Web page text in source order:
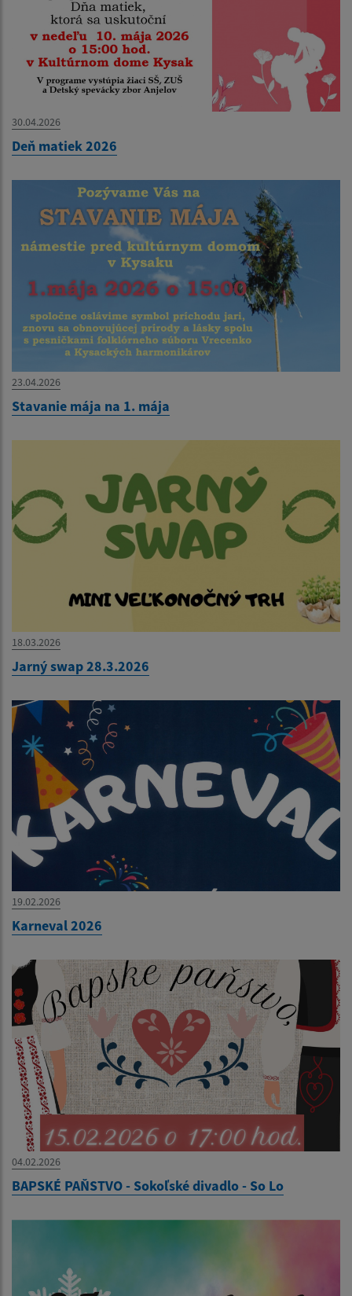
30.04.2026
Deň matiek 2026
23.04.2026
Stavanie mája na 1. mája
18.03.2026
Jarný swap 28.3.2026
19.02.2026
Karneval 2026
04.02.2026
BAPSKÉ PAŇSTVO - Sokoľské divadlo - So Lo